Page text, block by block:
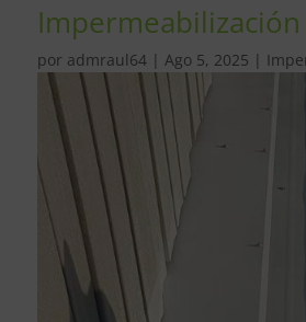
por admraul64| Ago 5, 2025 |